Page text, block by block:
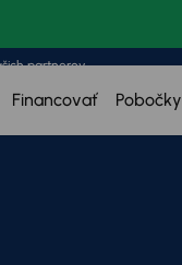
Financovať Pobočky
partnerov